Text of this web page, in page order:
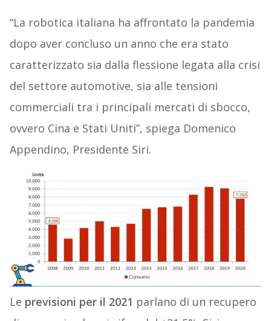
“La robotica italiana ha affrontato la pandemia
dopo aver concluso un anno che era stato
caratterizzato sia dalla flessione legata alla crisi
del settore automotive, sia alle tensioni
commerciali tra i principali mercati di sbocco,
ovvero Cina e Stati Uniti”, spiega Domenico
Appendino, Presidente Siri.
Le previsioni per il 2021 parlano di un recupero